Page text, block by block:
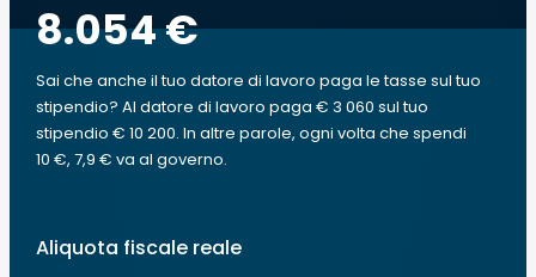
8.054 €
Sai che anche il tuo datore di lavoro paga le tasse sul tuo
stipendio? Al datore di lavoro paga € 3 060 sul tuo
stipendio € 10 200. In altre parole, ogni volta che spendi
10 €, 7,9 € va al governo.
Aliquota fiscale reale